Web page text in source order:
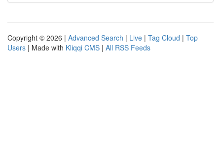
Copyright © 2026 | Advanced Search | Live | Tag Cloud | Top
Users | Made with Kliqqi CMS | All RSS Feeds